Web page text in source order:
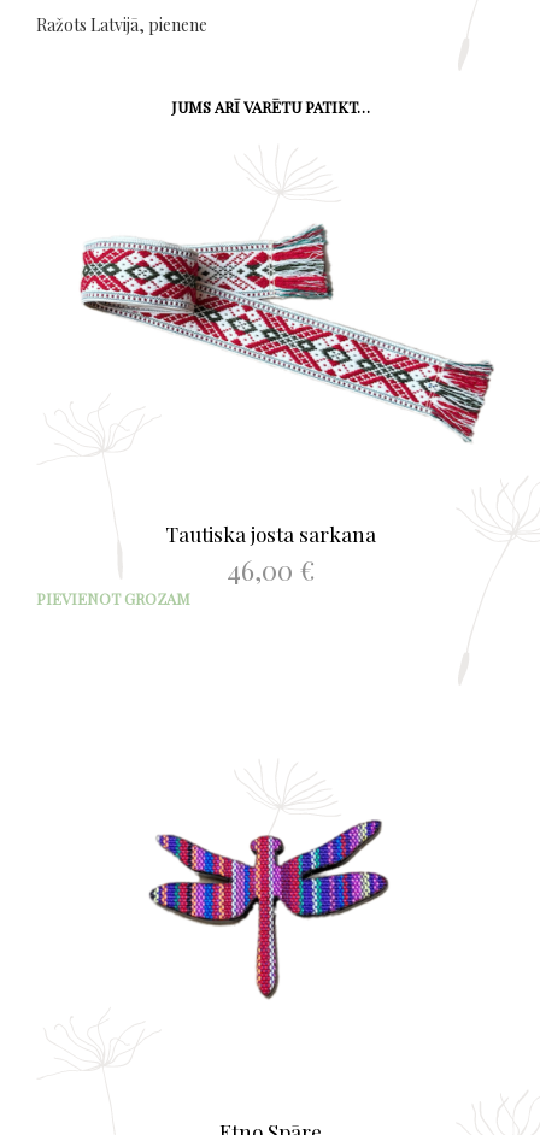
Ražots Latvijā, pienene
JUMS ARĪ VARĒTU PATIKT…
Tautiska josta sarkana
46,00 €
PIEVIENOT GROZAM